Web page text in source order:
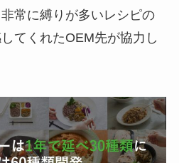
常に縛りが多いレシピの
てくれたOEM先が協力し